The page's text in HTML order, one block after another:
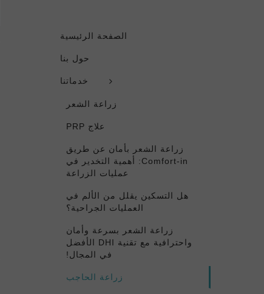
الصفحة الرئيسية
حول بنا
خدماتنا
زراعة الشعر
علاج PRP
زراعة الشعر بأمان عن طريق
Comfort-in: أهمية التخدير في
عمليات الزراعة
هل التسكين يقلل من الألم في
العمليات الجراحية؟
زراعة الشعر بسرعة وأمان
واحترافية مع تقنية DHI الأفضل
في المجال!
زراعة الحاجب